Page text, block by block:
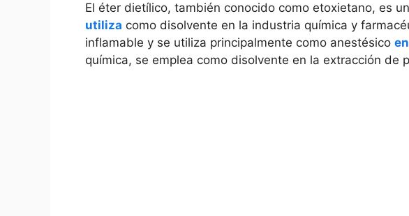
El éter dietílico, también conocido como etoxietano, es
utiliza como disolvente en la industria química y
inflamable y se utiliza principalmente como anestésico
química, se emplea como disolvente en la extracción de